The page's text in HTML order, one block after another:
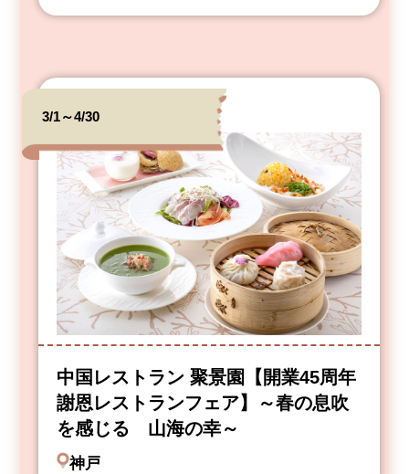
3/1～4/30
中国レストラン 聚景園【開業45周年
謝恩レストランフェア】～春の息吹
を感じる 山海の幸～
神戸